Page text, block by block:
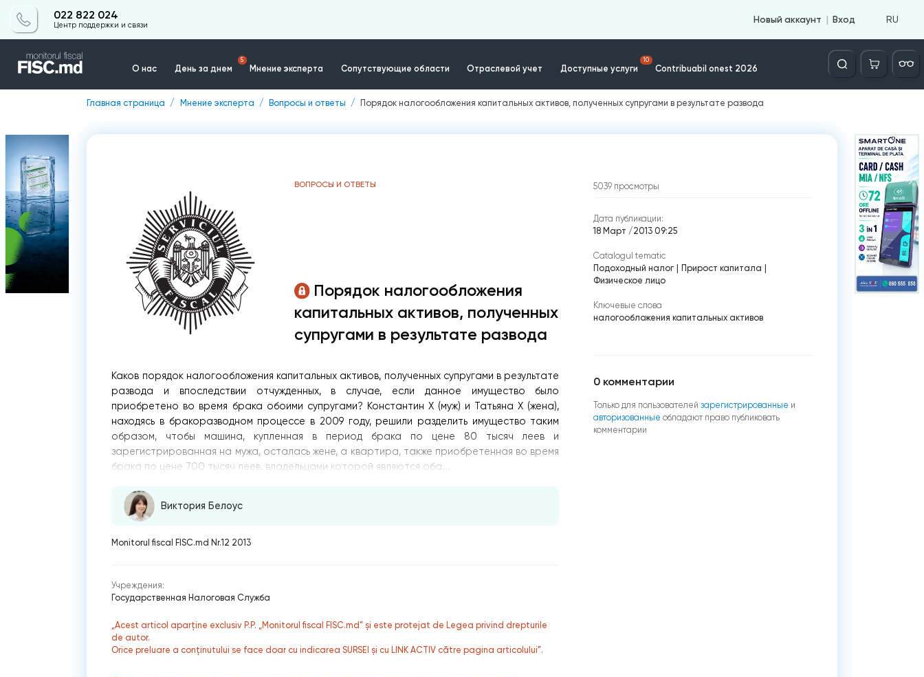
022 822 024
Центр поддержки и связи
Новый аккаунт Вход RU
О нас День за днем
5
Мнение эксперта Сопутствующие области Отраслевой учет Доступные услуги
10
Contribuabil onest 2026
Căutare
Главная страница Мнение эксперта Вопросы и ответы Порядок налогообложения капитальных активов, полученных супругами в результате развода
ВОПРОСЫ И ОТВЕТЫ
Порядок налогообложения
капитальных активов, полученных
супругами в результате развода
Каков порядок налогообложения капитальных активов, полученных супругами в результате
развода и впоследствии отчужденных, в случае, если данное имущество было
приобретено во время брака обоими супругами? Константин X (муж) и Татьяна X (жена),
находясь в бракоразводном процессе в 2009 году, решили разделить имущество таким
образом, чтобы машина, купленная в период брака по цене 80 тысяч леев и
зарегистрированная на мужа, осталась жене, а квартира, также приобретенная во время
брака по цене 700 тысяч леев, владельцами которой являются оба...
Виктория Белоус
Monitorul fiscal FISC.md Nr.12 2013
Учреждения:
Государственная Налоговая Служба
„Acest articol aparține exclusiv P.P. „Monitorul fiscal FISC.md” și este protejat de Legea privind drepturile
de autor.
Orice preluare a conținutului se face doar cu indicarea SURSEI și cu LINK ACTIV către pagina articolului”.
5039 просмотры
Дата публикации:
18 Март /2013 09:25
Catalogul tematic
Подоходный налог
Прирост капитала
Физическое лицо
Ключевые слова
налогообложения капитальных активов
0 комментарии
Только для пользователей зарегистрированные и
авторизованные обладают право публиковать
комментарии